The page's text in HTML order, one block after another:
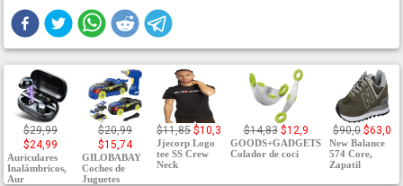
$29,99
$24,99
Auriculares
Inalámbricos,
Aur
$20,99
$15,74
GILOBABAY
Coches de
Juguetes
$11,85 $10,3
Jjecorp Logo
tee SS Crew
Neck
$14,83 $12,9
GOODS+GADGETS
Colador de coci
$90,0 $63,0
New Balance
574 Core,
Zapatil